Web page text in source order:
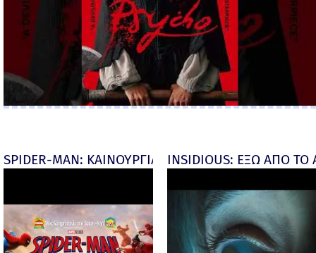
SPIDER-MAN: ΚΑΙΝΟΥΡΓΙΑ ΜΕΡΑ (Spider-Man:
INSIDIOUS: ΕΞΩ ΑΠΟ